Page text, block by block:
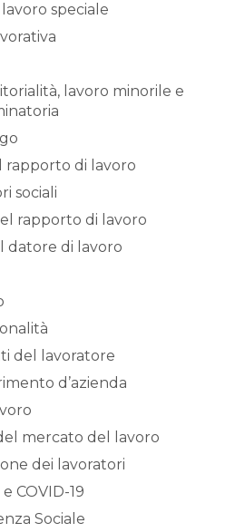
speciale
lavoro minorile e
rapporto di lavoro
sociali
rapporto di lavoro
datore di lavoro
del lavoratore
d’azienda
mercato del lavoro
dei lavoratori
COVID-19
Sociale